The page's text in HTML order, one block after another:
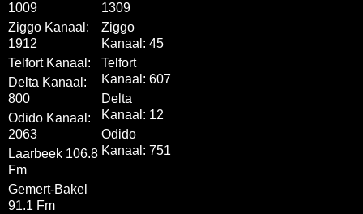
1009
Ziggo Kanaal:
1912
Telfort Kanaal:
Delta Kanaal:
800
Odido Kanaal:
2063
Laarbeek 106.8
Fm
Gemert-Bakel
91.1 Fm
1309
Ziggo
Kanaal: 45
Telfort
Kanaal: 607
Delta
Kanaal: 12
Odido
Kanaal: 751